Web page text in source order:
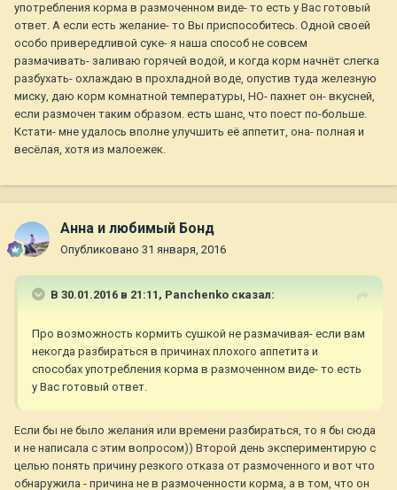
употребления корма в размоченном виде- то есть у Вас готовый
ответ. А если есть желание- то Вы приспособитесь. Одной своей
особо привередливой суке- я наша способ не совсем
размачивать- заливаю горячей водой, и когда корм начнёт слегка
разбухать- охлаждаю в прохладной воде, опустив туда железную
миску, даю корм комнатной температуры, НО- пахнет он- вкусней,
если размочен таким образом. есть шанс, что поест по-больше.
Кстати- мне удалось вполне улучшить её аппетит, она- полная и
весёлая, хотя из малоежек.
Анна и любимый Бонд
Опубликовано 31 января, 2016
В 30.01.2016 в 21:11, Panchenko сказал:
Про возможность кормить сушкой не размачивая- если вам
некогда разбираться в причинах плохого аппетита и
способах употребления корма в размоченном виде- то есть
у Вас готовый ответ.
Если бы не было желания или времени разбираться, то я бы сюда
и не написала с этим вопросом)) Второй день экспериментирую с
целью понять причину резкого отказа от размоченного и вот что
обнаружила - причина не в размоченности корма, а в том, что он